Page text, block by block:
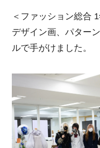
＜ファッション総合
デザイン画、パター
ルで手がけました。